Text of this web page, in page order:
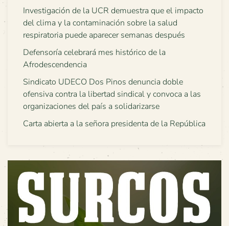
Investigación de la UCR demuestra que el impacto
del clima y la contaminación sobre la salud
respiratoria puede aparecer semanas después
Defensoría celebrará mes histórico de la
Afrodescendencia
Sindicato UDECO Dos Pinos denuncia doble
ofensiva contra la libertad sindical y convoca a las
organizaciones del país a solidarizarse
Carta abierta a la señora presidenta de la República